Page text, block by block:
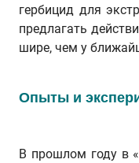
гербицид для
предлагать
шире, чем у
Опыты и
В прошлом году в